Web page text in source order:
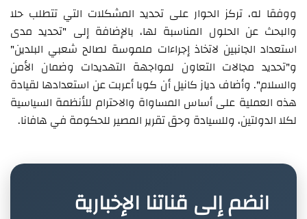
ووفقا له، تركز الحوار على تحديد المشكلات التي تتطلب حلا
والبحث عن الحلول المناسبة لها، بالإضافة إلى "تحديد مدى
استعداد الجانبين لاتخاذ إجراءات ملموسة لصالح شعبي البلدين"
و"تحديد مجالات التعاون لمواجهة التهديدات وضمان الأمن
والسلام". وأضاف دياز كانيل أن كوبا أعربت عن استعدادها لقيادة
هذه العملية على أساس المساواة والاحترام للأنظمة السياسية
لكلا الدولتين، وللسيادة وحق تقرير المصير للحكومة في هافانا.
انضم إلى قناتنا الإخبارية